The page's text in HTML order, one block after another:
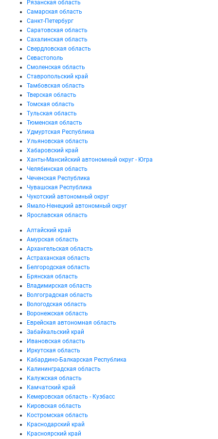
Рязанская область
Самарская область
Санкт-Петербург
Саратовская область
Сахалинская область
Свердловская область
Севастополь
Смоленская область
Ставропольский край
Тамбовская область
Тверская область
Томская область
Тульская область
Тюменская область
Удмуртская Республика
Ульяновская область
Хабаровский край
Ханты-Мансийский автономный округ - Югра
Челябинская область
Чеченская Республика
Чувашская Республика
Чукотский автономный округ
Ямало-Ненецкий автономный округ
Ярославская область
Алтайский край
Амурская область
Архангельская область
Астраханская область
Белгородская область
Брянская область
Владимирская область
Волгоградская область
Вологодская область
Воронежская область
Еврейская автономная область
Забайкальский край
Ивановская область
Иркутская область
Кабардино-Балкарская Республика
Калининградская область
Калужская область
Камчатский край
Кемеровская область - Кузбасс
Кировская область
Костромская область
Краснодарский край
Красноярский край